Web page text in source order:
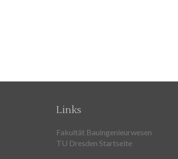
Links
Fakultät Bauingenieurwesen
TU Dresden Startseite